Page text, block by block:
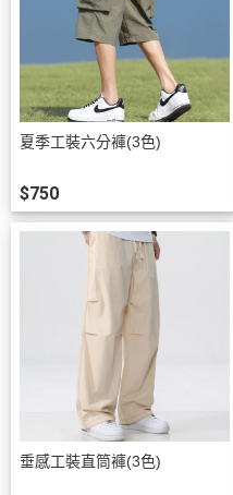
夏季工裝六分褲(3色)
$750
垂感工裝直筒褲(3色)